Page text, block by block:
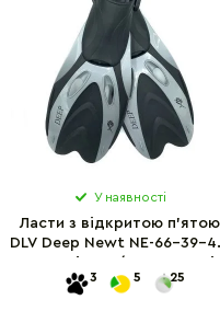
У наявності
Ласти з відкритою п'ятою
DLV Deep Newt NE-66-39-
3 5 25